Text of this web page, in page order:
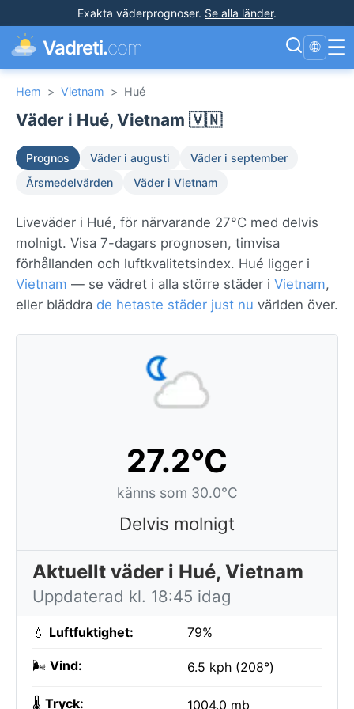
Exakta väderprognoser. Se alla länder.
Vadreti.com 🌐 ☰
Hem > Vietnam > Hué
Väder i Hué, Vietnam 🇻🇳
Prognos Väder i augusti
Väder i september
Årsmedelvärden
Väder i Vietnam
Liveväder i Hué, för närvarande 27°C med delvis
molnigt. Visa 7-dagars prognosen, timvisa
förhållanden och luftkvalitetsindex. Hué ligger i
Vietnam — se vädret i alla större städer i Vietnam,
eller bläddra de hetaste städer just nu världen över.
27.2°C
känns som 30.0°C
Delvis molnigt
Aktuellt väder i Hué, Vietnam
Uppdaterad kl. 18:45 idag
💧 Luftfuktighet: 79%
🌬️ Vind: 6.5 kph (208°)
🌡️ Tryck: 1004.0 mb